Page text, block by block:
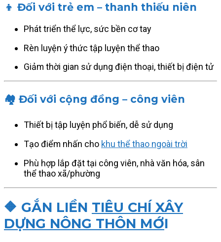
👦 Đối với trẻ em – thanh thiếu niên
Phát triển thể lực, sức bền cơ tay
Rèn luyện ý thức tập luyện thể thao
Giảm thời gian sử dụng điện thoại, thiết bị điện tử
🏘️ Đối với cộng đồng – công viên
Thiết bị tập luyện phổ biến, dễ sử dụng
Tạo điểm nhấn cho khu thể thao ngoài trời
Phù hợp lắp đặt tại công viên, nhà văn hóa, sân
thể thao xã/phường
🔶 GẮN LIỀN TIÊU CHÍ XÂY
DỰNG NÔNG THÔN MỚI